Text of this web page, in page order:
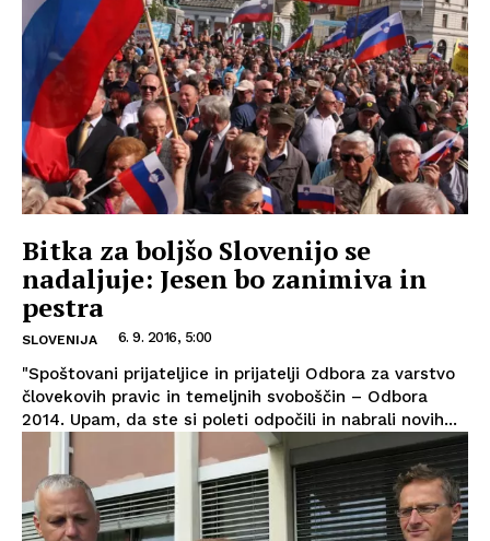
Bitka za boljšo Slovenijo se
nadaljuje: Jesen bo zanimiva in
pestra
SLOVENIJA 6. 9. 2016, 5:00
"Spoštovani prijateljice in prijatelji Odbora za varstvo
človekovih pravic in temeljnih svoboščin – Odbora
2014. Upam, da ste si poleti odpočili in nabrali novih...